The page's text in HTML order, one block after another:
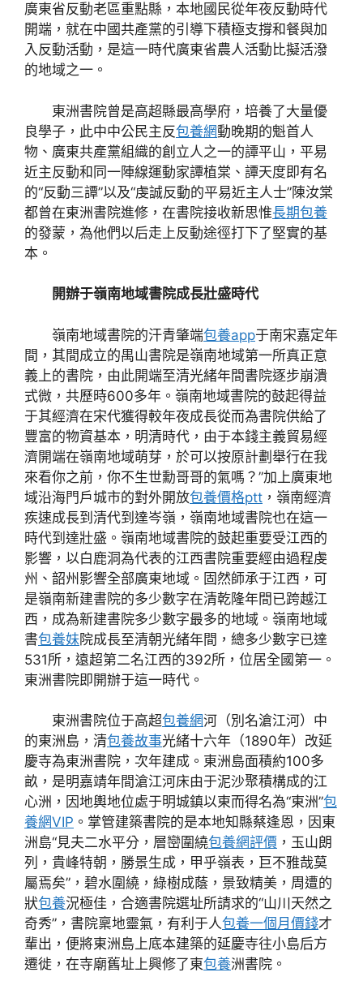
廣東省反動老區重點縣，本地國民從年夜反動時代
開端，就在中國共產黨的引導下積極支撐和餐與加
入反動活動，是這一時代廣東省農人活動比擬活潑
的地域之一。
東洲書院曾是高超縣最高學府，培養了大量優
良學子，此中中公民主反包養網動晚期的魁首人
物、廣東共產黨組織的創立人之一的譚平山，平易
近主反動和同一陣線運動家譚植棠、譚天度即有名
的“反動三譚”以及“虔誠反動的平易近主人士”陳汝棠
都曾在東洲書院進修，在書院接收新思惟長期包養
的發蒙，為他們以后走上反動途徑打下了堅實的基
本。
開辦于嶺南地域書院成長壯盛時代
嶺南地域書院的汗青肇端包養app于南宋嘉定年
間，其間成立的禺山書院是嶺南地域第一所真正意
義上的書院，由此開端至清光緒年間書院逐步崩潰
式微，共歷時600多年。嶺南地域書院的鼓起得益
于其經濟在宋代獲得較年夜成長從而為書院供給了
豐富的物資基本，明清時代，由于本錢主義貿易經
濟開端在嶺南地域萌芽，於可以按原計劃舉行在我
來看你之前，你不生世勳哥哥的氣嗎？”加上廣東地
域沿海門戶城市的對外開放包養價格ptt ，嶺南經濟
疾速成長到清代到達岑嶺，嶺南地域書院也在這一
時代到達壯盛。嶺南地域書院的鼓起重要受江西的
影響，以白鹿洞為代表的江西書院重要經由過程虔
州、韶州影響全部廣東地域。固然師承于江西，可
是嶺南新建書院的多少數字在清乾隆年間已跨越江
西，成為新建書院多少數字最多的地域。嶺南地域
書包養妹院成長至清朝光緒年間，總多少數字已達
531所，遠超第二名江西的392所，位居全國第一。
東洲書院即開辦于這一時代。
東洲書院位于高超包養網河（別名滄江河）中
的東洲島，清包養故事光緒十六年（1890年）改延
慶寺為東洲書院，次年建成。東洲島面積約100多
畝，是明嘉靖年間滄江河床由于泥沙聚積構成的江
心洲，因地輿地位處于明城鎮以東而得名為“東洲”包
養網VIP 。掌管建築書院的是本地知縣蔡逢恩，因東
洲島“見夫二水平分，層巒圍繞包養網評價 ，玉山朗
列，貴峰特朝，勝景生成，甲乎嶺表，巨不雅哉莫
屬焉矣”，碧水圍繞，綠樹成蔭，景致精美，周遭的
狀包養況極佳，合適書院選址所請求的“山川天然之
奇秀”，書院稟地靈氣，有利于人包養一個月價錢才
輩出，便將東洲島上底本建築的延慶寺往小島后方
遷徙，在寺廟舊址上興修了東包養洲書院。